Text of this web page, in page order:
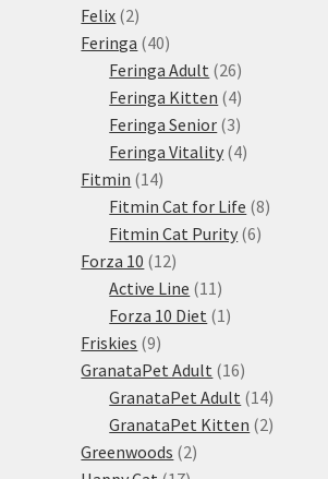
Felix 22
produkty
Feringa 4040
produktů
Feringa Adult 2626
produktů
Feringa Kitten 44
produkty
Feringa Senior 33
produkty
Feringa Vitality 44
Fitmin 1414
produktů
Fitmin Cat for Life 88
Fitmin Cat Purity 66
Forza 10 1212
produktů
Active Line 11 11
produktů
Forza 10 Diet 1 1
Friskies 99
produktů
GranataPet Adult 1616
produktů
GranataPet Adult 1414
produktů
GranataPet Kitten 22
Greenwoods 22